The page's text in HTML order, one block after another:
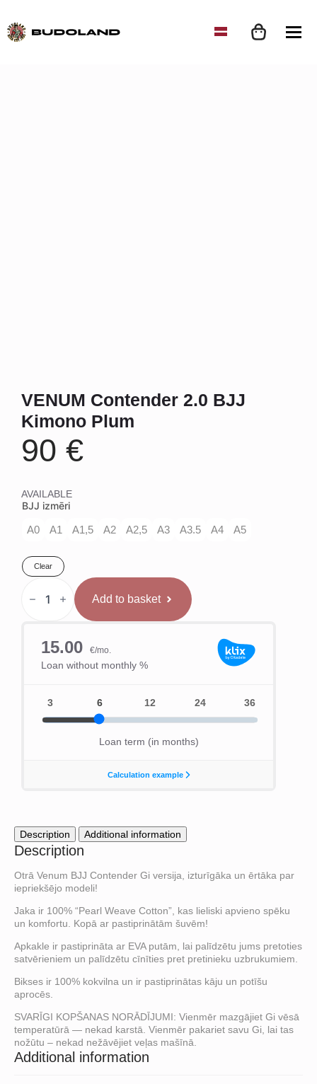
VENUM Contender 2.0 BJJ
Kimono Plum
90 €
AVAILABLE
BJJ izmēri
A0
A1 A1,5 A2 A2,5 A3 A3.5 A4 A5
Clear
2.0
quantity
Add to basket
Description Additional information
Description
Otrā Venum BJJ Contender Gi versija, izturīgāka un ērtāka par
iepriekšējo modeli!
Jaka ir 100% “Pearl Weave Cotton”, kas lieliski apvieno spēku
un komfortu. Kopā ar pastiprinātām šuvēm!
Apkakle ir pastiprināta ar EVA putām, lai palīdzētu jums pretoties
satvērieniem un palīdzētu cīnīties pret pretinieku uzbrukumiem.
Bikses ir 100% kokvilna un ir pastiprinātas kāju un potīšu
aprocēs.
SVARĪGI KOPŠANAS NORĀDĪJUMI: Vienmēr mazgājiet Gi vēsā
temperatūrā — nekad karstā. Vienmēr pakariet savu Gi, lai tas
nožūtu – nekad nežāvējiet veļas mašīnā.
Additional information